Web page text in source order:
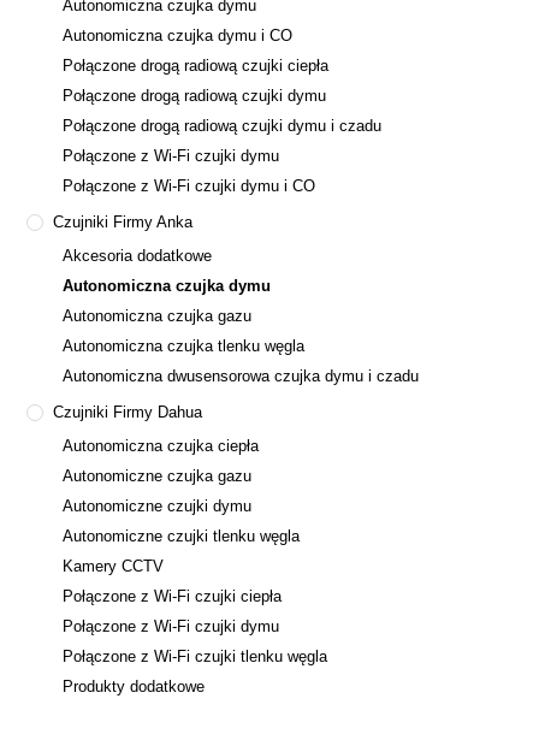
Autonomiczna czujka dymu
Autonomiczna czujka dymu i CO
Połączone drogą radiową czujki ciepła
Połączone drogą radiową czujki dymu
Połączone drogą radiową czujki dymu i czadu
Połączone z Wi-Fi czujki dymu
Połączone z Wi-Fi czujki dymu i CO
Czujniki Firmy Anka
Akcesoria dodatkowe
Autonomiczna czujka dymu
Autonomiczna czujka gazu
Autonomiczna czujka tlenku węgla
Autonomiczna dwusensorowa czujka dymu i czadu
Czujniki Firmy Dahua
Autonomiczna czujka ciepła
Autonomiczne czujka gazu
Autonomiczne czujki dymu
Autonomiczne czujki tlenku węgla
Kamery CCTV
Połączone z Wi-Fi czujki ciepła
Połączone z Wi-Fi czujki dymu
Połączone z Wi-Fi czujki tlenku węgla
Produkty dodatkowe